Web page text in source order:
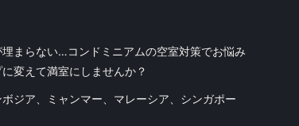
まらない…コンドミニアムの空室対策でお悩み
変えて満室にしませんか？
ジア、ミャンマー、マレーシア、シンガポー